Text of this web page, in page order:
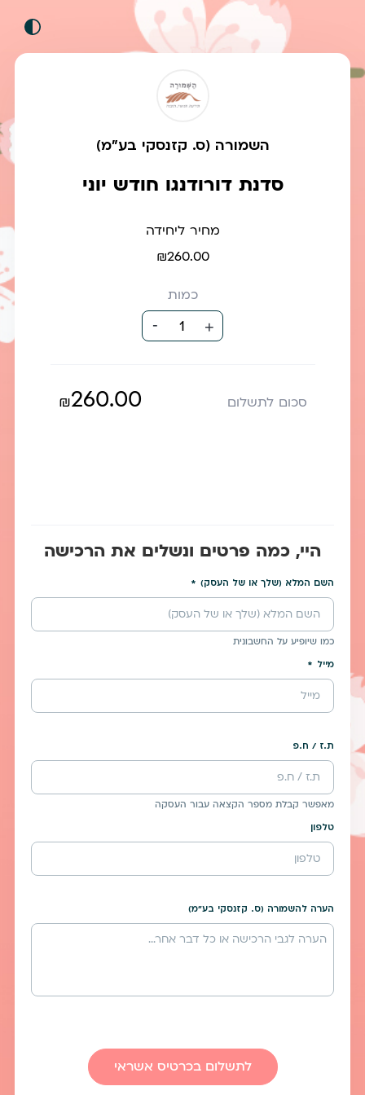
השמורה (ס. קזנסקי בע"מ)
סדנת דורודנגו חודש יוני
מחיר ליחידה
₪260.00
כמות
+
1
-
סכום לתשלום ₪260.00
היי, כמה פרטים ונשלים את הרכישה
השם המלא (שלך או של העסק)
כמו שיופיע על החשבונית
מייל
ת.ז / ח.פ
מאפשר קבלת מספר הקצאה עבור העסקה
טלפון
הערה להשמורה (ס. קזנסקי בע"מ)
לתשלום בכרטיס אשראי